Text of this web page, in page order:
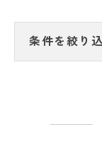
条件を絞り